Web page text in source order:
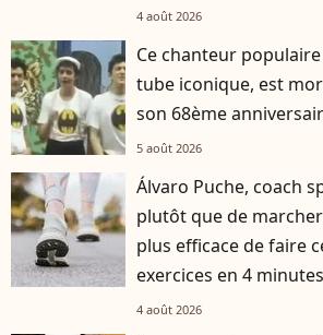
4 août 2026
Ce chanteur
tube iconique, est
son 68ème
5 août 2026
Álvaro Puche, coach
plutôt que de
plus efficace de faire
exercices en 4
4 août 2026